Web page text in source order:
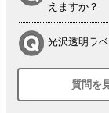
えますか？
光沢透明ラ
シルバーペ
は？
質問を